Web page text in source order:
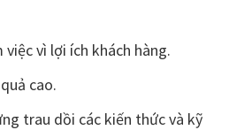
vì lợi ích khách hàng.
cao.
trau dồi các kiến thức và kỹ